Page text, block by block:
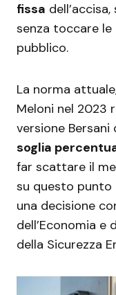
fissa
senza toccare
pubblico.
La norma
Meloni nel 2023
versione
soglia
far scattare il
su questo punto
una decisione
dell’Economia e
della Sicurezza